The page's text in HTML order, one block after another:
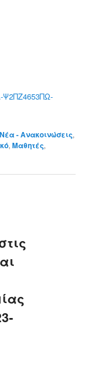
Νέα - Ανακοινώσεις,
,Μαθητές,